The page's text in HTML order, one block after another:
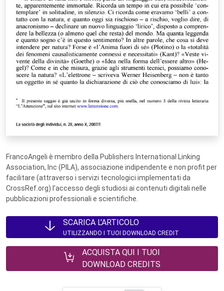
FrancoAngeli è membro della Publishers International Linking
Association, Inc (PILA), associazione indipendente e non profit per
facilitare (attraverso i servizi tecnologici implementati da
CrossRef.org) l’accesso degli studiosi ai contenuti digitali nelle
pubblicazioni professionali e scientifiche.
SCARICA L'ARTICOLO
UTILIZZANDO I TUOI DOWNLOAD CREDIT
ACQUISTA QUI I TUOI
DOWNLOAD CREDITS